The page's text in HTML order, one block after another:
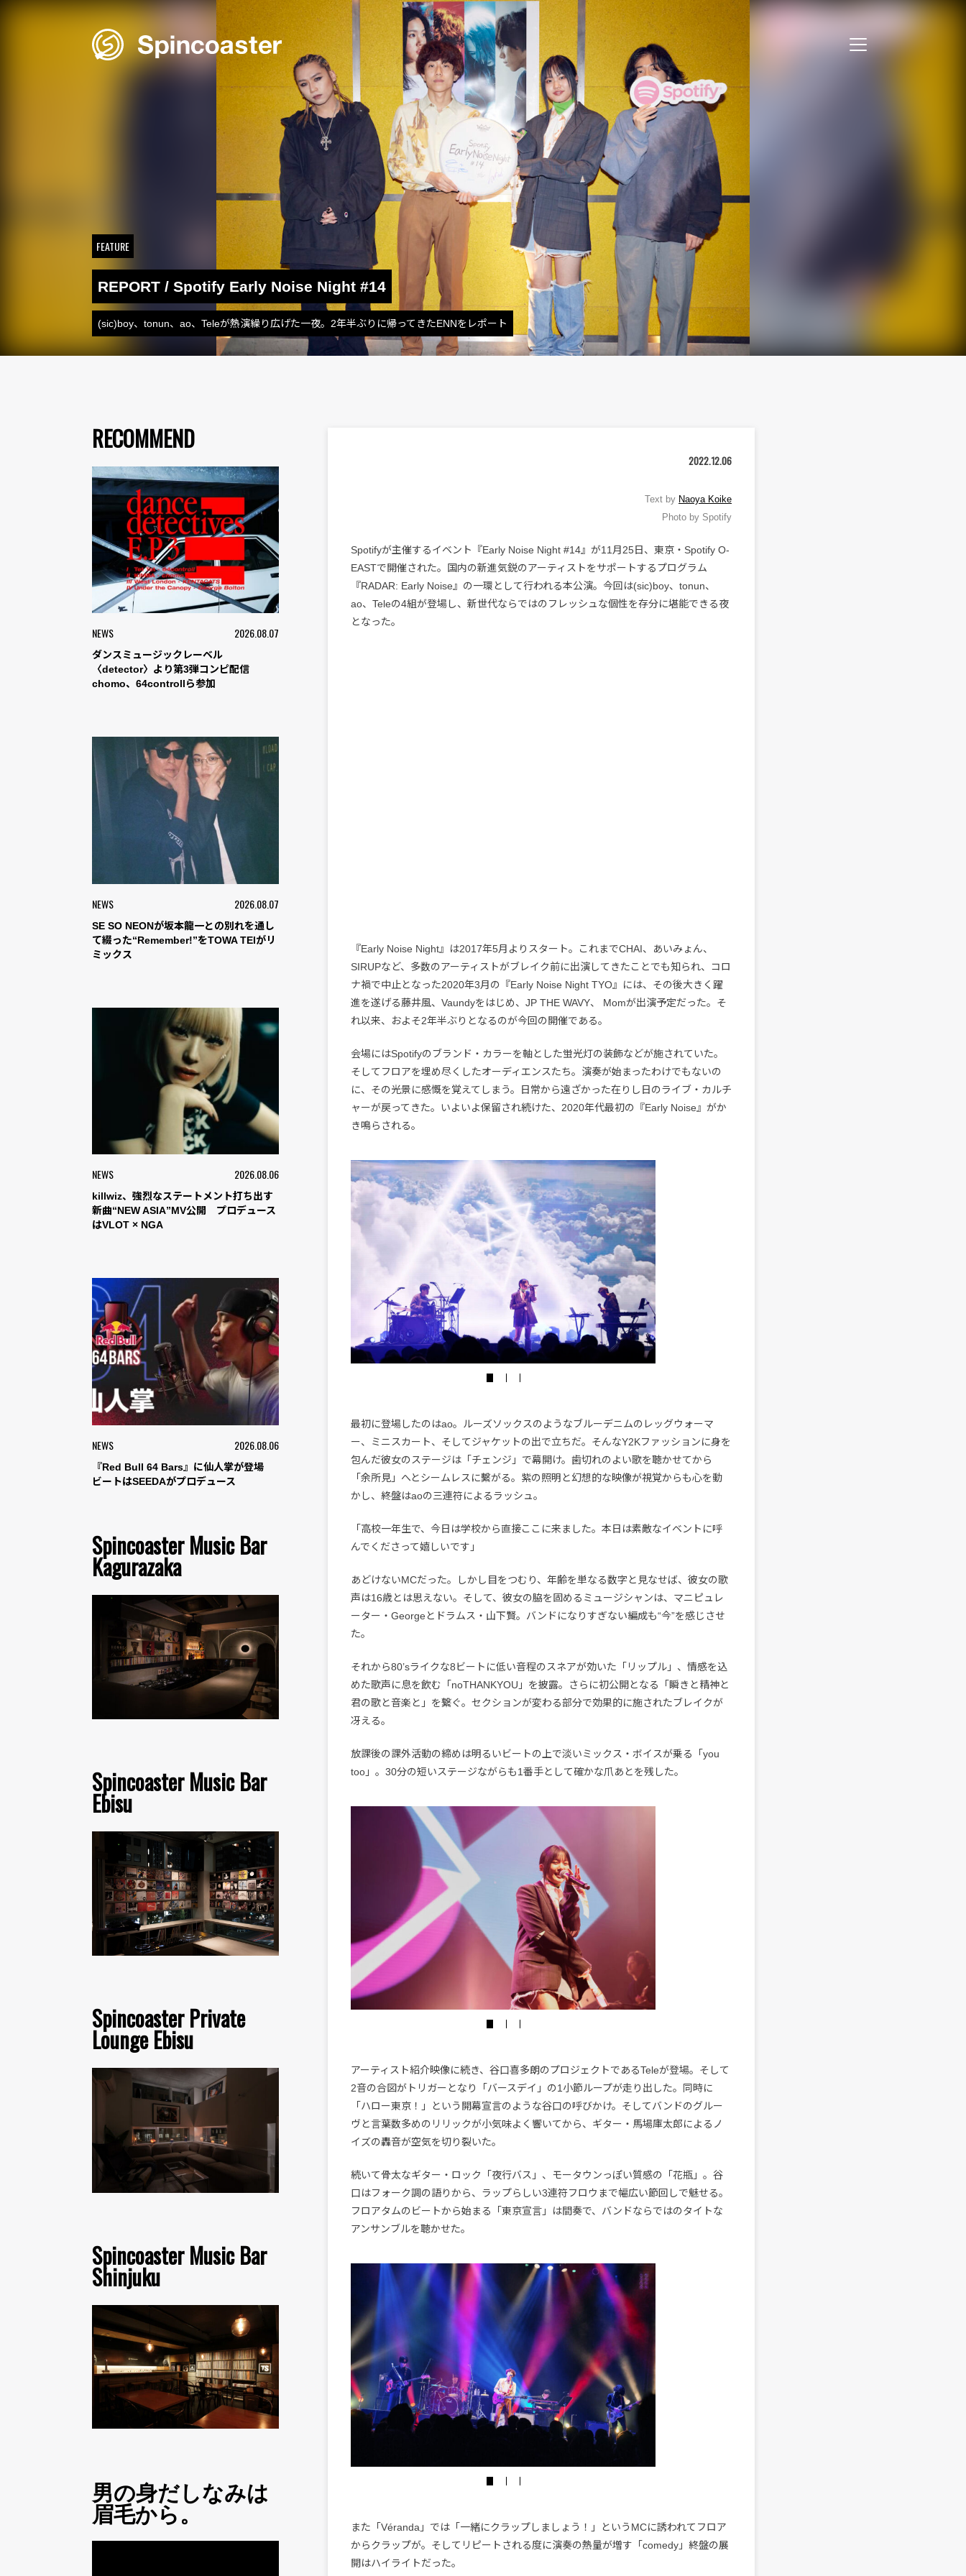
Skip
FEATURE
REPORT / Spotify Early Noise Night #14
(sic)boy、tonun、ao、Teleが熱演繰り広げた一夜。2年半ぶりに帰ってきたENNをレポート
RECOMMEND
NEWS 2026.08.07
ダンスミュージックレーベル
〈detector〉より第3弾コンピ配信
chomo、64controllら参加
NEWS 2026.08.07
SE SO NEONが坂本龍一との別れを通し
て綴った“Remember!”をTOWA TEIがリ
ミックス
NEWS 2026.08.06
killwiz、強烈なステートメント打ち出す
新曲“NEW ASIA”MV公開 プロデュース
はVLOT × NGA
NEWS 2026.08.06
『Red Bull 64 Bars』に仙人掌が登場
ビートはSEEDAがプロデュース
Spincoaster Music Bar
Kagurazaka
Spincoaster Music Bar
Ebisu
Spincoaster Private
Lounge Ebisu
Spincoaster Music Bar
Shinjuku
男の身だしなみは
眉毛から。
2022.12.06
Text by Naoya Koike
Photo by Spotify
Spotifyが主催するイベント『Early Noise Night #14』が11月25日、東京・Spotify O-
EASTで開催された。国内の新進気鋭のアーティストをサポートするプログラム
『RADAR: Early Noise』の一環として行われる本公演。今回は(sic)boy、tonun、
ao、Teleの4組が登場し、新世代ならではのフレッシュな個性を存分に堪能できる夜
となった。
『Early Noise Night』は2017年5月よりスタート。これまでCHAI、あいみょん、
SIRUPなど、多数のアーティストがブレイク前に出演してきたことでも知られ、コロ
ナ禍で中止となった2020年3月の『Early Noise Night TYO』には、その後大きく躍
進を遂げる藤井風、Vaundyをはじめ、JP THE WAVY、 Momが出演予定だった。そ
れ以来、およそ2年半ぶりとなるのが今回の開催である。
会場にはSpotifyのブランド・カラーを軸とした蛍光灯の装飾などが施されていた。
そしてフロアを埋め尽くしたオーディエンスたち。演奏が始まったわけでもないの
に、その光景に感慨を覚えてしまう。日常から遠ざかった在りし日のライブ・カルチ
ャーが戻ってきた。いよいよ保留され続けた、2020年代最初の『Early Noise』がか
き鳴らされる。
最初に登場したのはao。ルーズソックスのようなブルーデニムのレッグウォーマ
ー、ミニスカート、そしてジャケットの出で立ちだ。そんなY2Kファッションに身を
包んだ彼女のステージは「チェンジ」で幕開け。歯切れのよい歌を聴かせてから
「余所見」へとシームレスに繫がる。紫の照明と幻想的な映像が視覚からも心を動
かし、終盤はaoの三連符によるラッシュ。
「高校一年生で、今日は学校から直接ここに来ました。本日は素敵なイベントに呼
んでくださって嬉しいです」
あどけないMCだった。しかし目をつむり、年齢を単なる数字と見なせば、彼女の歌
声は16歳とは思えない。そして、彼女の脇を固めるミュージシャンは、マニピュレ
ーター・Georgeとドラムス・山下賢。バンドになりすぎない編成も“今”を感じさせ
た。
それから80’sライクな8ビートに低い音程のスネアが効いた「リップル」、情感を込
めた歌声に息を飲む「noTHANKYOU」を披露。さらに初公開となる「瞬きと精神と
君の歌と音楽と」を繋ぐ。セクションが変わる部分で効果的に施されたブレイクが
冴える。
放課後の課外活動の締めは明るいビートの上で淡いミックス・ボイスが乗る「you
too」。30分の短いステージながらも1番手として確かな爪あとを残した。
アーティスト紹介映像に続き、谷口喜多朗のプロジェクトであるTeleが登場。そして
2音の合図がトリガーとなり「バースデイ」の1小節ループが走り出した。同時に
「ハロー東京！」という開幕宣言のような谷口の呼びかけ。そしてバンドのグルー
ヴと言葉数多めのリリックが小気味よく響いてから、ギター・馬場庫太郎によるノ
イズの轟音が空気を切り裂いた。
続いて骨太なギター・ロック「夜行バス」、モータウンっぽい質感の「花瓶」。谷
口はフォーク調の語りから、ラップらしい3連符フロウまで幅広い節回しで魅せる。
フロアタムのビートから始まる「東京宣言」は間奏で、バンドならではのタイトな
アンサンブルを聴かせた。
また「Véranda」では「一緒にクラップしましょう！」というMCに誘われてフロア
からクラップが。そしてリピートされる度に演奏の熱量が増す「comedy」終盤の展
開はハイライトだった。